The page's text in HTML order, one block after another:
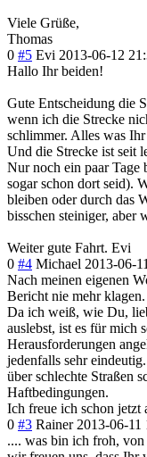
Viele Grüße,
Thomas
0 #5 Evi 2013-06-12
Hallo Ihr beiden!
Gute Entscheidung die
wenn ich die Strecke
schlimmer. Alles was
Und die Strecke ist seit
Nur noch ein paar
sogar schon dort seid).
bleiben oder durch das
bisschen steiniger, aber
Weiter gute Fahrt. Evi
0 #4 Michael 2013-06-
Nach meinen eigenen
Bericht nie mehr
Da ich weiß, wie Du,
auslebst, ist es für mich
Herausforderungen
jedenfalls sehr
über schlechte Straßen
Haftbedingungen.
Ich freue ich schon jetzt
0 #3 Rainer 2013-06-11
.... was bin ich froh,